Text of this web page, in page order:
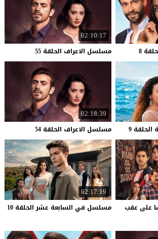
8
02:10:17
مسلسل الاعراف الحلقة 55
الحلقة 9
02:18:39
مسلسل الاعراف الحلقة 54
على عقب
02:17:19
مسلسل في السابعة عشر الحلقة 10